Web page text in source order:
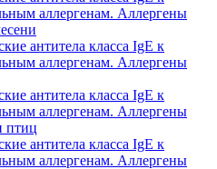
аллергенам. Аллергены
антитела класса IgE к
аллергенам. Аллергены
антитела класса IgE к
аллергенам. Аллергены
птиц
антитела класса IgE к
аллергенам. Аллергены